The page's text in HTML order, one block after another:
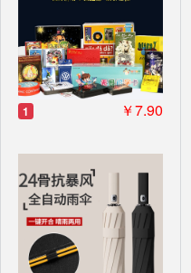
1 ￥7.90